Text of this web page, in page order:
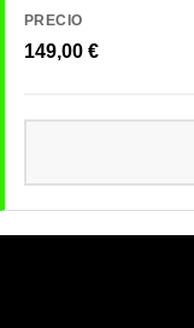
PRECIO
149,00 €